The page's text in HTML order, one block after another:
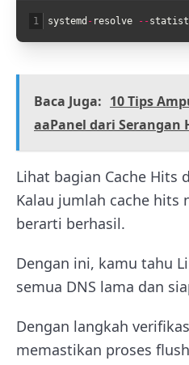
1 systemd - resolve --
Baca Juga: 10 Tips
aaPanel dari Serangan
Lihat bagian Cache Hits
Kalau jumlah cache hits
berarti berhasil.
Dengan ini, kamu tahu
semua DNS lama dan
Dengan langkah
memastikan proses